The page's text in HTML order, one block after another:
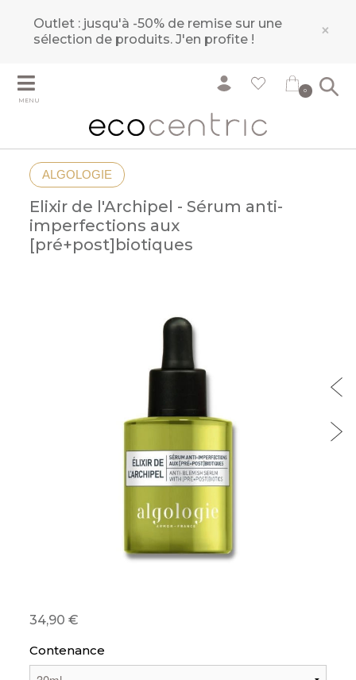
Outlet : jusqu'à -50% de remise sur une
sélection de produits.J'en profite ! ×
MENU
0
ALGOLOGIE
Elixir de l'Archipel - Sérum anti-
imperfections aux
[pré+post]biotiques
34,90
Contenance